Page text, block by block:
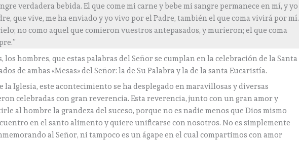
verdadera bebida. El que come mi carne y bebe mi sangre permanece en mí, y yo
que vive, me ha enviado y yo vivo por el Padre, también el que coma vivirá por mí.
no como aquel que comieron vuestros antepasados, y murieron; el que coma
los hombres, que estas palabras del Señor se cumplan en la celebración de la Santa
de ambas «Mesas» del Señor: la de Su Palabra y la de la santa Eucaristía.
la Iglesia, este acontecimiento se ha desplegado en maravillosas y diversas
celebradas con gran reverencia. Esta reverencia, junto con un gran amor y
al hombre la grandeza del suceso, porque no es nadie menos que Dios mismo
en el santo alimento y quiere unificarse con nosotros. No es simplemente
al Señor, ni tampoco es un ágape en el cual compartimos con amor